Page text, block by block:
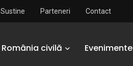
Sustine Parteneri Contact
România civilă Evenimente